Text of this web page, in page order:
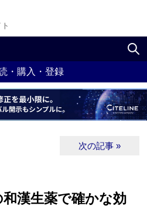
・購入・登録
次の記事 »
和漢生薬で確かな効